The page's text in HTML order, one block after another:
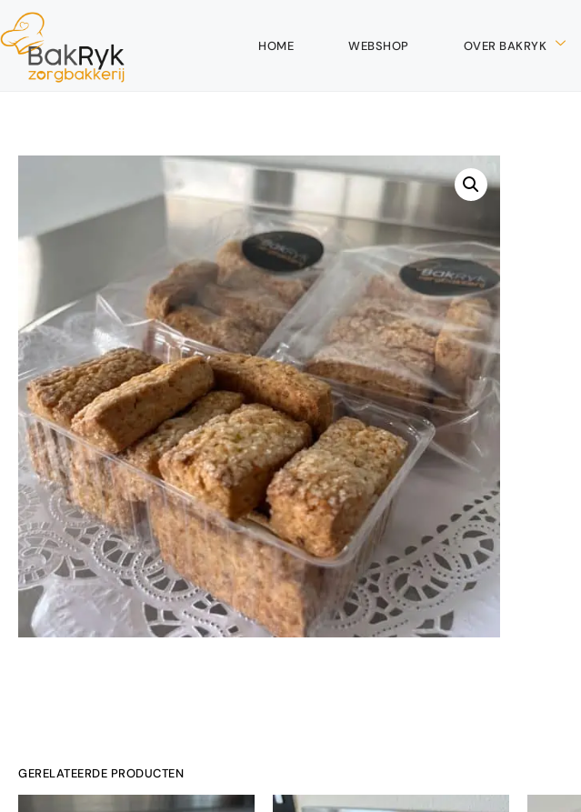
HOME WEBSHOP OVER BAKRYK
GERELATEERDE PRODUCTEN